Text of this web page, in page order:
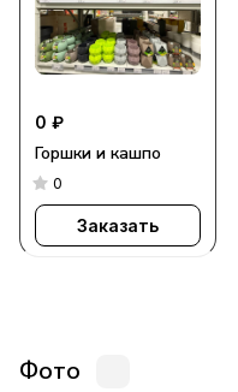
0 ₽
Горшки и кашпо
0
Заказать
Фото